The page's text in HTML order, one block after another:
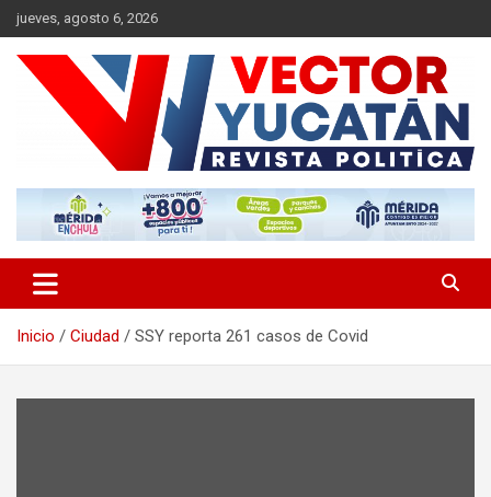
Saltar
al
contenido
jueves, agosto 6, 2026
Vector Yucatán
Inicio Ciudad SSY reporta 261 casos de Covid